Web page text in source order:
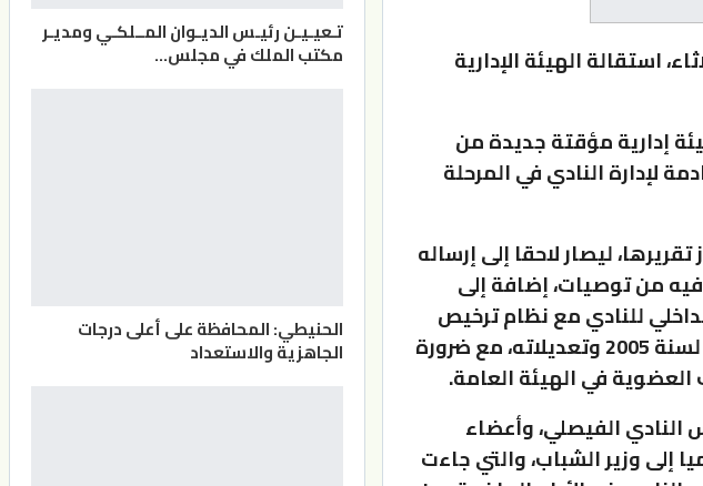
استقالة الهيئة الإدارية
إدارية مؤقتة جديدة من
لإدارة النادي في المرحلة
ليصار لاحقا إلى إرساله
فيه من توصيات، إضافة إلى
للنادي مع نظام ترخيص
وتسجيل الأندية والهيئات الشبابية رقم (33) لسنة 2005 وتعديلاته، مع ضرورة
في الهيئة العامة.
الفيصلي، وأعضاء
إلى وزير الشباب، والتي جاءت
تـعيـيـن رئيـس الديـوان المــلكـي ومديـر
مكتب الملك في مجلس…
الحنيطي: المحافظة على أعلى درجات
الجاهزية والاستعداد